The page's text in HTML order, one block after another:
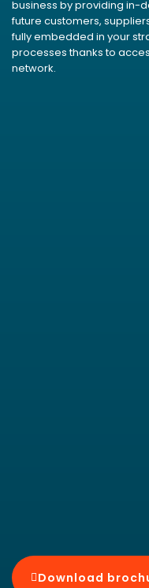
business by providing in-
future customers,
fully embedded in your
processes thanks to
network.
Download